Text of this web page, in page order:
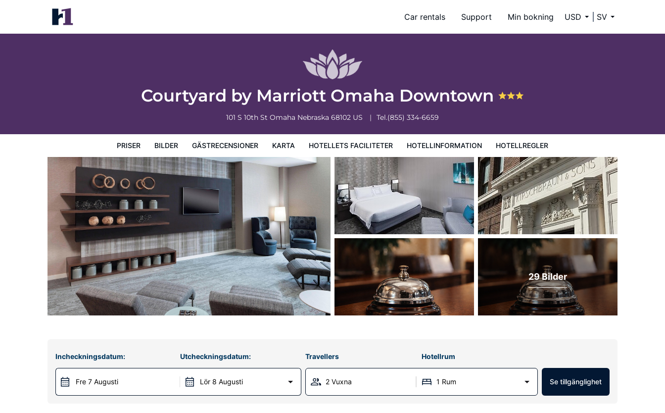
Car rentals Support Min bokning USD SV
Courtyard by Marriott Omaha Downtown
101 S 10th St Omaha Nebraska 68102 US Tel.(855) 334-6659
PRISER BILDER GÄSTRECENSIONER KARTA HOTELLETS FACILITETER HOTELLINFORMATION HOTELLREGLER
Courtyard by Marriott Omaha Downtown
Priser
29 Bilder
Incheckningsdatum:
Fre 7 Augusti
Utcheckningsdatum:
Lör 8 Augusti
Travellers Hotellrum
2 Vuxna 1 Rum Se tillgänglighet